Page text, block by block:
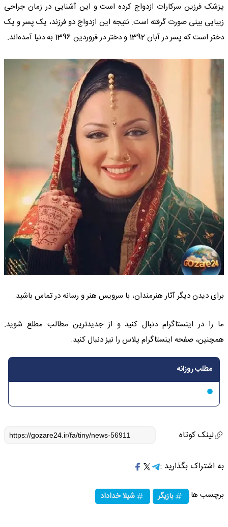
پزشک فرزین سرکارات ازدواج کرده است و این آشنایی در زمان جراحی
زیبایی بینی صورت گرفته است. نتیجه این ازدواج دو فرزند، یک پسر و یک
دختر است که پسر در آبان 1392 و دختر در فروردین 1396 به دنیا آمده‌اند.
برای دیدن دیگر آثار هنرمندان، با سرویس هنر و رسانه در تماس باشید.
ما را در اینستاگرام دنبال کنید و از جدیدترین مطالب مطلع شوید.
همچنین، صفحه اینستاگرام پلاس را نیز دنبال کنید.
مطلب روزانه
لینک کوتاه
به اشتراک بگذارید :
برچسب ها: بازیگر شیلا خداداد